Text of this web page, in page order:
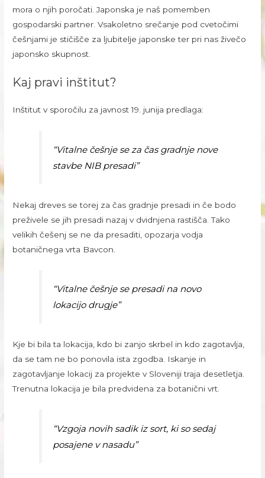
mora o njih poročati. Japonska je naš pomemben
gospodarski partner. Vsakoletno srečanje pod cvetočimi
češnjami je stičišče za ljubitelje japonske ter pri nas živečo
japonsko skupnost.
Kaj pravi inštitut?
Inštitut v sporočilu za javnost 19. junija predlaga:
“Vitalne češnje se za čas gradnje nove
stavbe NIB presadi”
Nekaj dreves se torej za čas gradnje presadi in če bodo
preživele se jih presadi nazaj v dvidnjena rastišča. Tako
velikih češenj se ne da presaditi, opozarja vodja
botaničnega vrta Bavcon.
“Vitalne češnje se presadi na novo
lokacijo drugje”
Kje bi bila ta lokacija, kdo bi zanjo skrbel in kdo zagotavlja,
da se tam ne bo ponovila ista zgodba. Iskanje in
zagotavljanje lokacij za projekte v Sloveniji traja desetletja.
Trenutna lokacija je bila predvidena za botanični vrt.
“Vzgoja novih sadik iz sort, ki so sedaj
posajene v nasadu”